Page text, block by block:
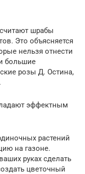
шрабы
Это объясняется
нельзя отнести
большие
розы Д. Остина,
эффектным
растений
на газоне.
руках сделать
цветочный